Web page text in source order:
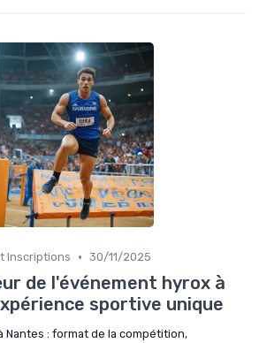
Inscriptions • 30/11/2025
de l'événement hyrox à
sportive unique
Nantes : format de la compétition,